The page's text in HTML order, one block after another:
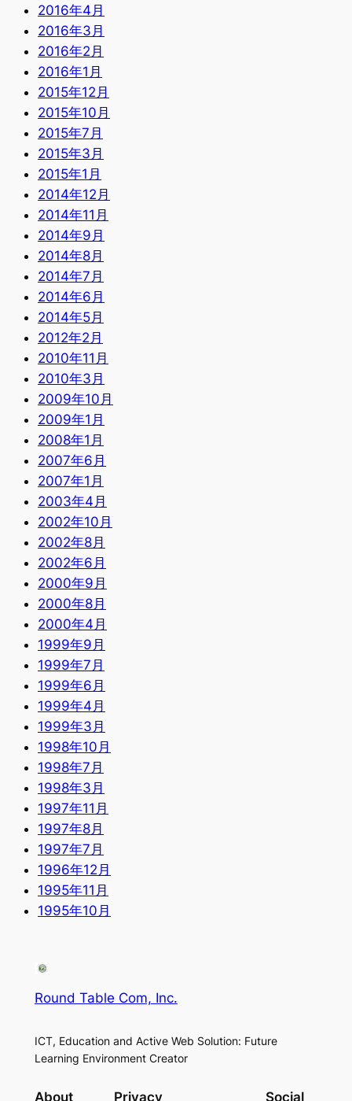
2016年4月
2016年3月
2016年2月
2016年1月
2015年12月
2015年10月
2015年7月
2015年3月
2015年1月
2014年12月
2014年11月
2014年9月
2014年8月
2014年7月
2014年6月
2014年5月
2012年2月
2010年11月
2010年3月
2009年10月
2009年1月
2008年1月
2007年6月
2007年1月
2003年4月
2002年10月
2002年8月
2002年6月
2000年9月
2000年8月
2000年4月
1999年9月
1999年7月
1999年6月
1999年4月
1999年3月
1998年10月
1998年7月
1998年3月
1997年11月
1997年8月
1997年7月
1996年12月
1995年11月
1995年10月
Round Table Com, Inc.
ICT, Education and Active Web Solution: Future
Learning Environment Creator
About Privacy Social